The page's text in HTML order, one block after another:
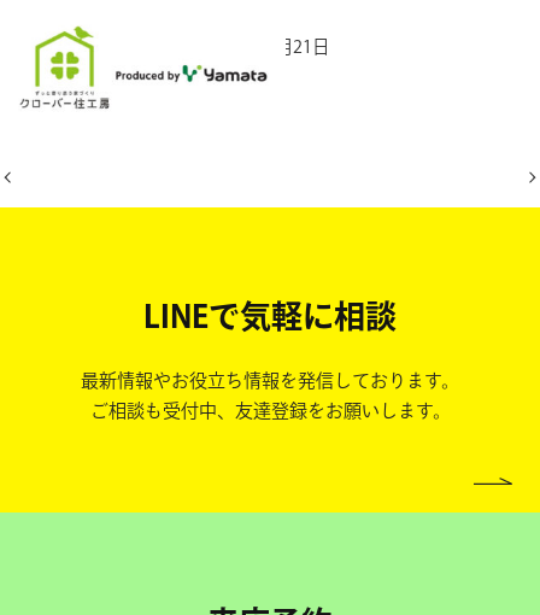
2025年12月21日
LINEで気軽に相談
最新情報やお役立ち情報を発信しております。
ご相談も受付中、友達登録をお願いします。